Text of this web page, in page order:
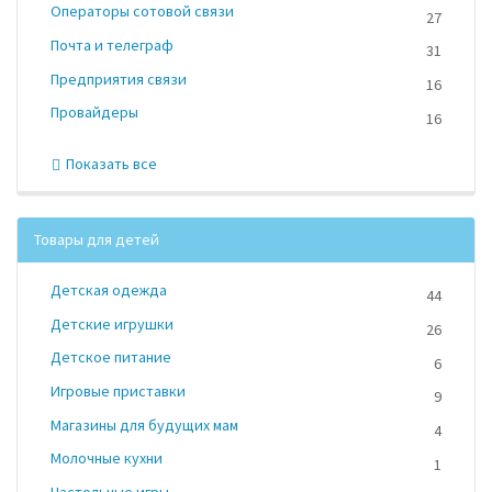
Операторы сотовой связи
27
Почта и телеграф
31
Предприятия связи
16
Провайдеры
16
Показать все
Товары для детей
Детская одежда
44
Детские игрушки
26
Детское питание
6
Игровые приставки
9
Магазины для будущих мам
4
Молочные кухни
1